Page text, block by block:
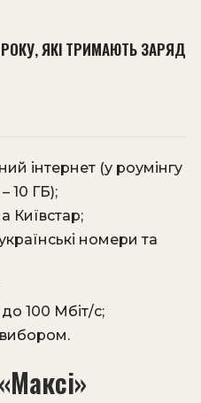
ЯКІ ТРИМАЮТЬ ЗАРЯД
інтернет (у роумінгу
10 ГБ);
Київстар;
номери та
100 Мбіт/с;
вибором.